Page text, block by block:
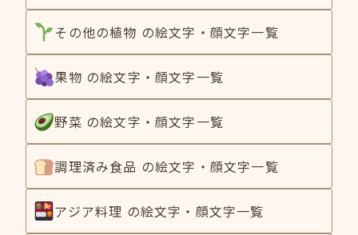
その他の植物 の絵文字・顔文字一覧
果物 の絵文字・顔文字一覧
野菜 の絵文字・顔文字一覧
調理済み食品 の絵文字・顔文字一覧
アジア料理 の絵文字・顔文字一覧